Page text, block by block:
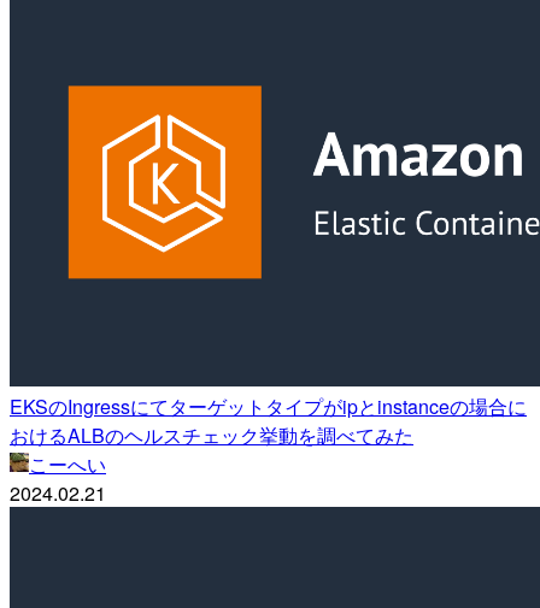
EKSのIngressにてターゲットタイプがipとinstanceの場合に
おけるALBのヘルスチェック挙動を調べてみた
こーへい
2024.02.21